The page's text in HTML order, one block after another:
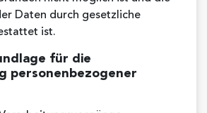
Daten durch gesetzliche
ist.
für die
personenbezogener